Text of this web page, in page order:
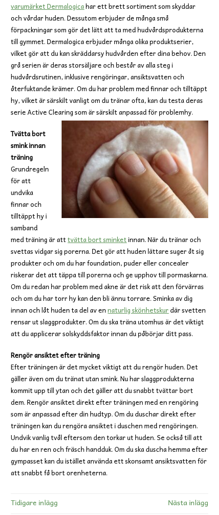
varumärket Dermalogicahar ett brett sortiment som skyddar
och vårdar huden. Dessutom erbjuder de många små
förpackningar som gör det lätt att ta med hudvårdsprodukterna
till gymmet. Dermalogica erbjuder många olika produktserier,
vilket gör att du kan skräddarsy hudvården efter dina behov. Den
grå serien är deras storsäljare och består av alla steg i
hudvårdsrutinen, inklusive rengöringar, ansiktsvatten och
återfuktande krämer. Om du har problem med finnar och tilltäppt
hy, vilket är särskilt vanligt om du tränar ofta, kan du testa deras
serie Active Clearing som är särskilt anpassad för problemhy.
Tvätta bort
smink innan
träning
Grundregeln
för att
undvika
finnar och
tilltäppt hy i
samband
med träning är atttvätta bort sminketinnan. När du tränar och
svettas vidgar sig porerna. Det gör att huden lättare suger åt sig
produkter och om du har foundation, puder eller concealer
riskerar det att täppa till porerna och ge upphov till pormaskarna.
Om du redan har problem med akne är det risk att den förvärras
och om du har torr hy kan den bli ännu torrare. Sminka av dig
innan och låt huden ta del av ennaturlig skönhetskurdär svetten
rensar ut slaggprodukter. Om du ska träna utomhus är det viktigt
att du applicerar solskyddsfaktor innan du påbörjar ditt pass.
Rengör ansiktet efter träning
Efter träningen är det mycket viktigt att du rengör huden. Det
gäller även om du tränat utan smink. Nu har slaggprodukterna
kommit upp till ytan och det gäller att du snabbt tvättar bort
dem. Rengör ansiktet direkt efter träningen med en rengöring
som är anpassad efter din hudtyp. Om du duschar direkt efter
träningen kan du rengöra ansiktet i duschen med rengöringen.
Undvik vanlig tvål eftersom den torkar ut huden. Se också till att
du har en ren och fräsch handduk. Om du ska duscha hemma efter
gympasset kan du istället använda ett skonsamt ansiktsvatten för
att snabbt få bort orenheterna.